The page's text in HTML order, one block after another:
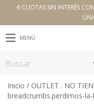
6 CUOTAS SIN INTERÉS
MENÚ
Inicio / OUTLET . NO
breadcrumbs.perdimos-